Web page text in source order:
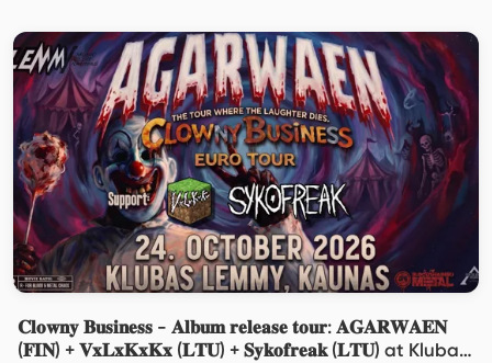
𝐂𝐥𝐨𝐰𝐧𝐲 𝐁𝐮𝐬𝐢𝐧𝐞𝐬𝐬 - 𝐀𝐥𝐛𝐮𝐦 𝐫𝐞𝐥𝐞𝐚𝐬𝐞 𝐭𝐨𝐮𝐫: 𝐀𝐆𝐀𝐑𝐖𝐀𝐄𝐍
(𝐅𝐈𝐍) + 𝐕𝐱𝐋𝐱𝐊𝐱𝐊𝐱 (𝐋𝐓𝐔) + 𝐒𝐲𝐤𝐨𝐟𝐫𝐞𝐚𝐤 (𝐋𝐓𝐔) at Klubas